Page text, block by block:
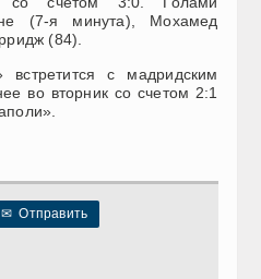
(7-я минута), Мохамед
(84).
с мадридским
во вторник со счетом 2:1
✉ Отправить